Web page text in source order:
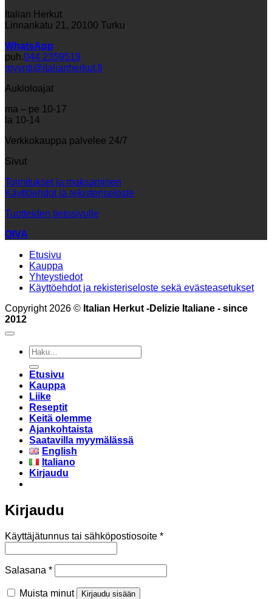
Italian Herkut
Linnankatu 21, 20100 Turku
WhatsApp
puh.044 2359519
myynti@italianherkut.fi
Aukioloajat
ma – pe 10-17
la 10-14
Verkkokauppa palvelee 24/7
Sivut
Toimitukset ja maksaminen
Käyttöehdot ja rekisteriseloste
Tuotteiden tietosivulle
OIVA
Etusivu
Kauppa
Yhteystiedot
Käyttöehdot ja rekisteriseloste sekä evästeasetukset
Copyright 2026 © Italian Herkut -Delizie Italiane - since
2012
Etsi:
Etusivu
Kauppa
Liike
Reseptit
Keitä olemme
Ajankohtaista
Saatavilla myymälässä
English
Italiano
Kirjaudu
Kirjaudu
Käyttäjätunnus tai sähköpostiosoite *Vaaditaan
Salasana *Vaaditaan
Muista minut Kirjaudu sisään